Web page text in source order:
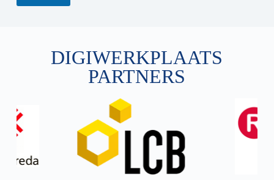
DIGIWERKPLAATS
PARTNERS